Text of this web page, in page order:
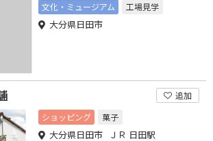
文化・ミュージアム
工場見学
大分県日田市
追加
ショッピング
菓子
大分県日田市 ＪＲ 日田駅